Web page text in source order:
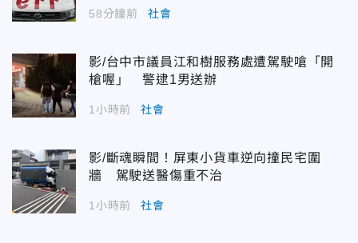
58分鐘前 社會
影/台中市議員江和樹服務處遭駕駛嗆「開
槍喔」 警逮1男送辦
1小時前 社會
影/斷魂瞬間！屏東小貨車逆向撞民宅圍
牆 駕駛送醫傷重不治
1小時前 社會